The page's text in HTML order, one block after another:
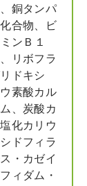
銅タンパ
合物、ビ
ンＢ１
リボフラ
ドキシ
素酸カル
、炭酸カ
化カリウ
ドフィラ
・カゼイ
ィダム・